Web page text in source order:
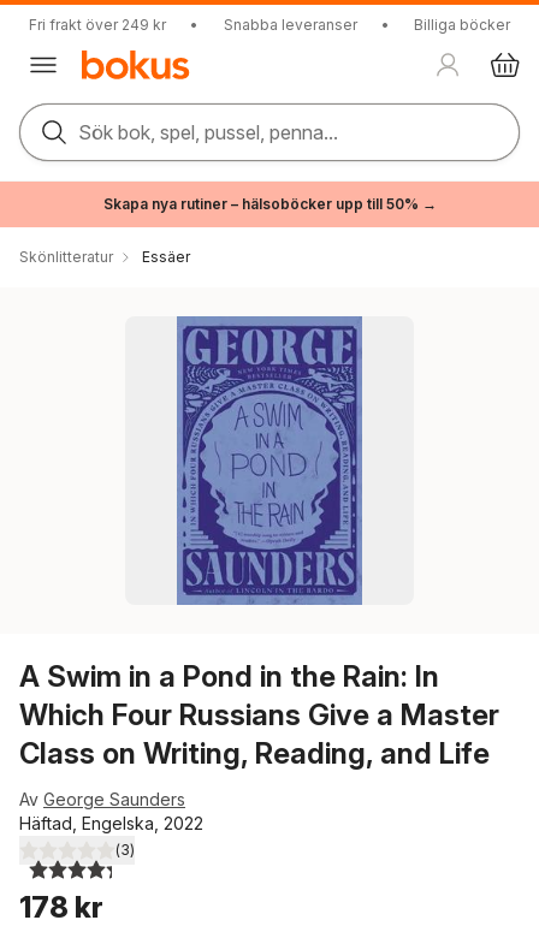
Fri frakt över 249 kr • Snabba leveranser • Billiga böcker
Sök bok, spel, pussel, penna...
Skapa nya rutiner – hälsoböcker upp till 50% →
Skönlitteratur Essäer
A Swim in a Pond in the Rain: In
Which Four Russians Give a Master
Class on Writing, Reading, and Life
Av George Saunders
Häftad, Engelska, 2022
4,3utav 5 stjärnor. Totalt antal röster:
(3)
178 kr